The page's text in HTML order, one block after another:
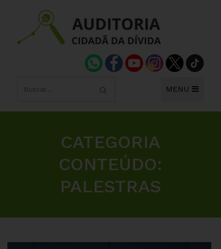
MENU
CATEGORIA
CONTEÚDO:
PALESTRAS